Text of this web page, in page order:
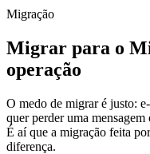
Migração
Migrar para o
operação
O medo de migrar é justo:
quer perder uma
É aí que a migração feita
diferença.